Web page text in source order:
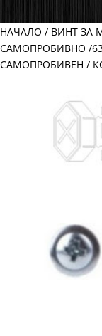
НАЧАЛО / ВИНТ ЗА
САМОПРОБИВНО /
САМОПРОБИВЕН /